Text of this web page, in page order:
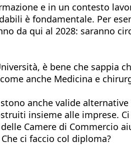
e in un contesto
è fondamentale. Per
da qui al 2028: saranno
è bene che sappia
anche Medicina e
anche valide
insieme alle imprese.
Camere di Commercio
ci faccio col diploma?